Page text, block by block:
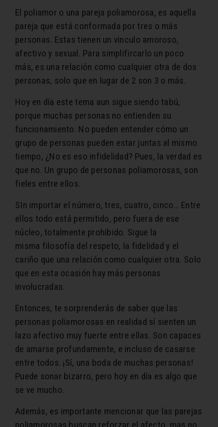
El poliamor o una pareja poliamorosa, es aquella
pareja que está conformada por tres o más
personas. Estas tienen un vinculo amoroso,
afectivo y sexual. Para simplifircarlo un poco
más, es una relación como cualquier otra de dos
personas, solo que en lugar de 2 son 3 o más.
Hoy en día este tema aun sigue siendo tabú,
porque muchas personas no entienden su
funcionamiento. No pueden entender cómo un
grupo de personas pueden estar juntas al mismo
tiempo, ¿No es eso infidelidad? Pues, la verdad es
que no. Un grupo de personas poliamorosas, son
fieles entre ellos.
SIn importar el número, tres, cuatro, cinco… Entre
ellos todo está permitido, pero fuera de ese
núcleo, totalmente prohibido. Sigue la
misma filosofía del respeto, la fidelidad y el
cariño que una relación como cualquier otra. Solo
que en esta ocasión hay más personas
involucradas.
Entonces, te sorprenderás de saber que las
personas poliamorosas en realidad sí sienten un
lazo afectivo muy fuerte entre ellas. Son capaces
de amarse profundamente, e incluso de casarse
entre todos. ¡Sí, una boda de muchas personas!
Puede sonar bizarro, pero hoy en día es algo que
se ve mucho.
Además, es importante mencionar que las parejas